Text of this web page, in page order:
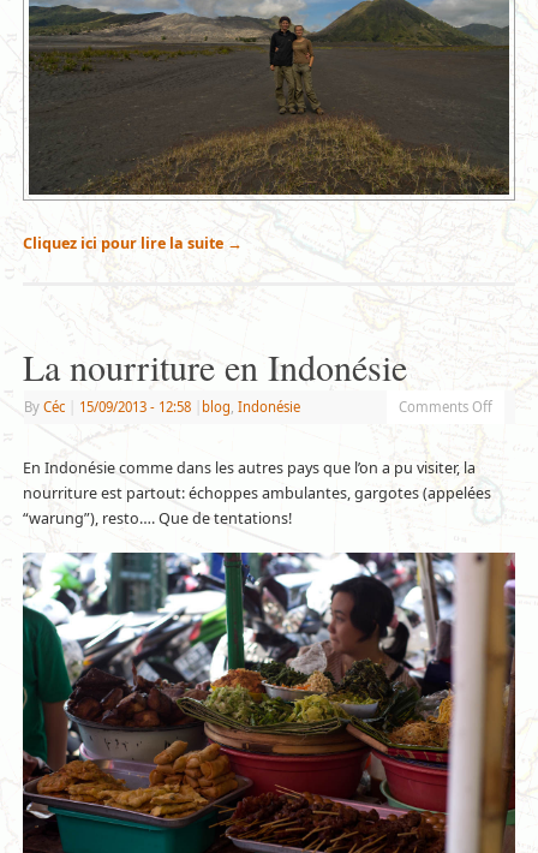
Cliquez ici pour lire la suite →
La nourriture en Indonésie
By Céc 15/09/2013 - 12:58 blog, Indonésie Comments Off
En Indonésie comme dans les autres pays que l’on a pu visiter, la
nourriture est partout: échoppes ambulantes, gargotes (appelées
“warung”), resto…. Que de tentations!